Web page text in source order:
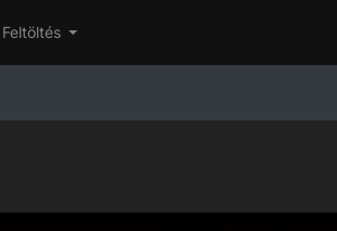
Feltöltés